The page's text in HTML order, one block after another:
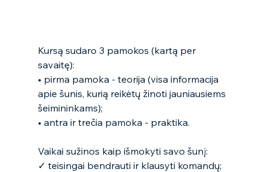
Kursą sudaro 3 pamokos (kartą per
savaitę):
• pirma pamoka - teorija (visa informacija
apie šunis, kurią reikėtų žinoti jauniausiems
šeimininkams);
• antra ir trečia pamoka - praktika.
Vaikai sužinos kaip išmokyti savo šunį:
✓ teisingai bendrauti ir klausyti komandų;